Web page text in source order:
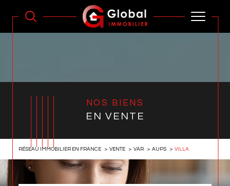
NOS BIENS
EN VENTE
RÉSEAU IMMOBILIER EN FRANCE VENTE VAR AUPS VILLA